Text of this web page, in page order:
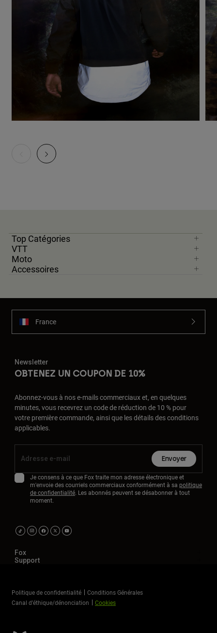
Top Catégories
VTT
Moto
Accessoires
France
Newsletter
OBTENEZ UN COUPON DE 10%
Abonnez-vous à nos e-mails commerciaux et, en quelques
minutes, vous recevrez un code de réduction de 10 % pour
votre première commande, ainsi que les détails des conditions
applicables.
Envoyer
Je consens à ce que Fox traite mon adresse électronique et
m'envoie des courriels commerciaux conformément à sa politique
de confidentialité. Les abonnés peuvent se désabonner à tout
moment.
Fox
Support
Politique de confidentialité
Conditions Générales
Canal d’éthique/dénonciation
Cookies